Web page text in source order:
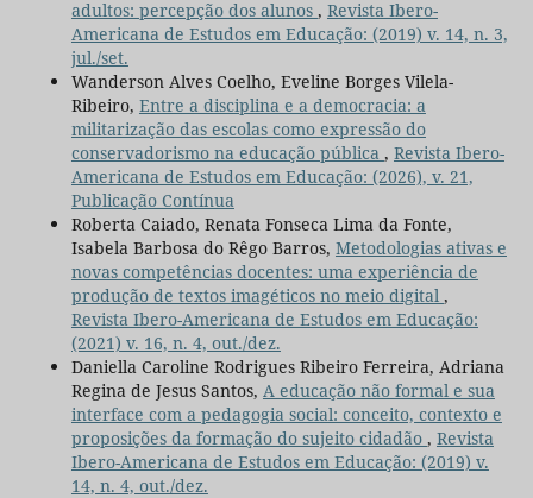
adultos: percepção dos alunos , Revista Ibero-
Americana de Estudos em Educação: (2019) v. 14, n. 3,
jul./set.
Wanderson Alves Coelho, Eveline Borges Vilela-
Ribeiro, Entre a disciplina e a democracia: a
militarização das escolas como expressão do
conservadorismo na educação pública , Revista Ibero-
Americana de Estudos em Educação: (2026), v. 21,
Publicação Contínua
Roberta Caiado, Renata Fonseca Lima da Fonte,
Isabela Barbosa do Rêgo Barros, Metodologias ativas e
novas competências docentes: uma experiência de
produção de textos imagéticos no meio digital ,
Revista Ibero-Americana de Estudos em Educação:
(2021) v. 16, n. 4, out./dez.
Daniella Caroline Rodrigues Ribeiro Ferreira, Adriana
Regina de Jesus Santos, A educação não formal e sua
interface com a pedagogia social: conceito, contexto e
proposições da formação do sujeito cidadão , Revista
Ibero-Americana de Estudos em Educação: (2019) v.
14, n. 4, out./dez.